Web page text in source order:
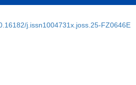
j.issn1004731x.joss.25-FZ0646E